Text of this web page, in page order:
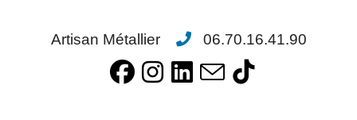
Artisan Métallier 06.70.16.41.90